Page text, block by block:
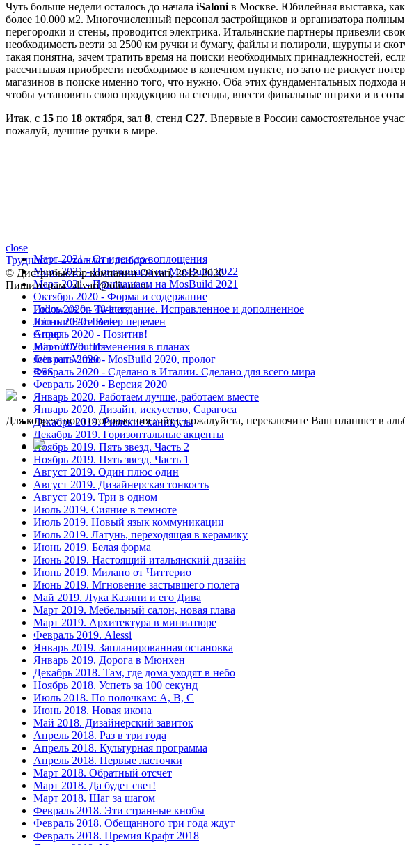
Чуть больше недели осталось до начала iSaloni в Москве. Юбилейная выставка, как
более 10.000 м2. Многочисленный персонал застройщиков и организатора полным
перегородки и стены, проводится электрика. Итальянские партнеры привезли
необходимость везти за 2500 км ручки и бумагу, файлы и полироли, шурупы и
такая понятна, зачем тратить время на поиски необходимых принадлежностей,
рассчитывая приобрести необходимое в конечном пункте, но зато не рискует
магазинов в поиске именно того, что нужно. Оба этих фундаментальных
чтобы установить свою продукцию на стенды, внести финальные штрихи и в
Итак, с 15 по 18 октября, зал 8, стенд С27. Впервые в России самостоятельное
пожалуй, лучшие ручки в мире.
Март 2021 - От идеи до воплощения
Март 2021 - Приглашаем на MosBuild 2022
Март 2021 - Приглашаем на MosBuild 2021
Октябрь 2020 - Форма и содержание
Июль 2020 - 48-е издание. Исправленное и дополненное
Июнь 2020 - Ветер перемен
Апрель 2020 - Позитив!
Март 2020 - Изменения в планах
Февраль 2020 - MosBuild 2020, пролог
Февраль 2020 - Сделано в Италии. Сделано для всего мира
Февраль 2020 - Версия 2020
Январь 2020. Работаем лучше, работаем вместе
Январь 2020. Дизайн, искусство, Сарагоса
Декабрь 2019. Римские каникулы
Декабрь 2019. Горизонтальные акценты
Ноябрь 2019. Пять звезд. Часть 2
Ноябрь 2019. Пять звезд. Часть 1
Август 2019. Один плюс один
Август 2019. Дизайнерская тонкость
Август 2019. Три в одном
Июль 2019. Сияние в темноте
Июль 2019. Новый язык коммуникации
Июль 2019. Латунь, переходящая в керамику
Июнь 2019. Белая форма
Июнь 2019. Настоящий итальянский дизайн
Июнь 2019. Милано от Читтерио
Июнь 2019. Мгновение застывшего полета
Май 2019. Лука Казини и его Дива
Март 2019. Мебельный салон, новая глава
Март 2019. Архитектура в миниатюре
Февраль 2019. Alessi
Январь 2019. Запланированная остановка
Январь 2019. Дорога в Мюнхен
Декабрь 2018. Там, где дома уходят в небо
Ноябрь 2018. Успеть за 100 секунд
Июль 2018. По полочкам: A, B, C
Июнь 2018. Новая икона
Май 2018. Дизайнерский завиток
Апрель 2018. Раз в три года
Апрель 2018. Культурная программа
Апрель 2018. Первые ласточки
Март 2018. Обратный отсчет
Март 2018. Да будет свет!
Март 2018. Шаг за шагом
Февраль 2018. Эти странные кнобы
Февраль 2018. Обещанного три года ждут
Февраль 2018. Премия Крафт 2018
close
Трудности — только в выборе…
© Дистрибьютор компании Olivari, 2012-2026
Пишите нам: olivari@olivari.ru
Follow us on Twitter>
Join our Facebook
Group
Join our Youtube
Join our Vimeo
RSS
Для корректного отображения сайта, пожалуйста, переключите Ваш планшет в